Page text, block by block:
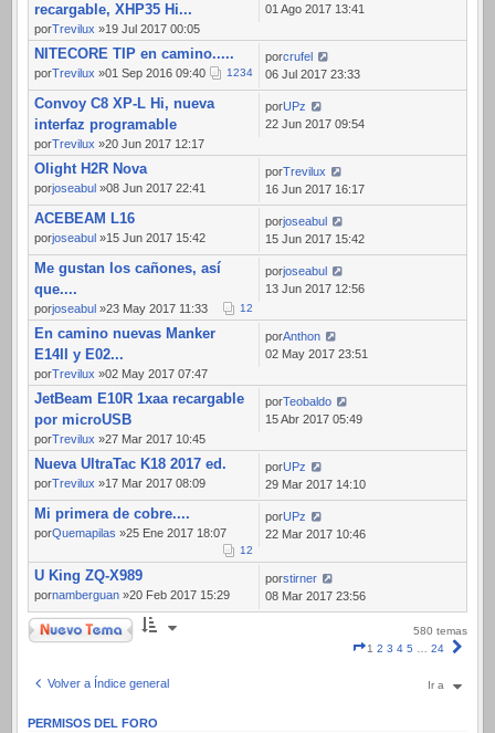
recargable, XHP35 Hi...
porTrevilux »19 Jul 2017 00:05
01 Ago 2017 13:41
NITECORE TIP en camino.....
porTrevilux »01 Sep 2016 09:40 1234
porcrufel
06 Jul 2017 23:33
Convoy C8 XP-L Hi, nueva
interfaz programable
porTrevilux »20 Jun 2017 12:17
porUPz
22 Jun 2017 09:54
Olight H2R Nova
porjoseabul »08 Jun 2017 22:41
porTrevilux
16 Jun 2017 16:17
ACEBEAM L16
porjoseabul »15 Jun 2017 15:42
porjoseabul
15 Jun 2017 15:42
Me gustan los cañones, así
que....
porjoseabul »23 May 2017 11:33 12
porjoseabul
13 Jun 2017 12:56
En camino nuevas Manker
E14II y E02...
porTrevilux »02 May 2017 07:47
porAnthon
02 May 2017 23:51
JetBeam E10R 1xaa recargable
por microUSB
porTrevilux »27 Mar 2017 10:45
porTeobaldo
15 Abr 2017 05:49
Nueva UltraTac K18 2017 ed.
porTrevilux »17 Mar 2017 08:09
porUPz
29 Mar 2017 14:10
Mi primera de cobre....
porQuemapilas »25 Ene 2017 18:07
12
porUPz
22 Mar 2017 10:46
U King ZQ-X989
pornamberguan »20 Feb 2017 15:29
porstirner
08 Mar 2017 23:56
Nuevo Tema
580 temas
Página
1 2 3 4 5 … 24
Volver a Índice general Ir a
PERMISOS DEL FORO